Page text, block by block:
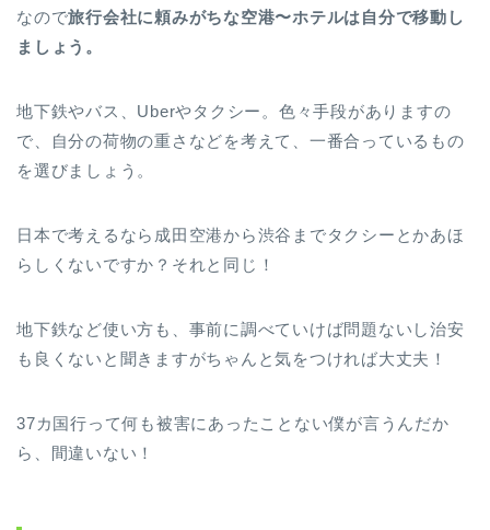
なので旅行会社に頼みがちな空港〜ホテルは自分で移動し
ましょう。
地下鉄やバス、Uberやタクシー。色々手段がありますの
で、自分の荷物の重さなどを考えて、一番合っているもの
を選びましょう。
日本で考えるなら成田空港から渋谷までタクシーとかあほ
らしくないですか？それと同じ！
地下鉄など使い方も、事前に調べていけば問題ないし治安
も良くないと聞きますがちゃんと気をつければ大丈夫！
37カ国行って何も被害にあったことない僕が言うんだか
ら、間違いない！